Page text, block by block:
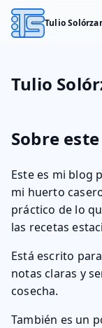
Tulio
Tulio
Sobre
Este es mi blog
mi huerto
práctico de lo
las recetas
Está escrito
notas claras y
cosecha.
También es un